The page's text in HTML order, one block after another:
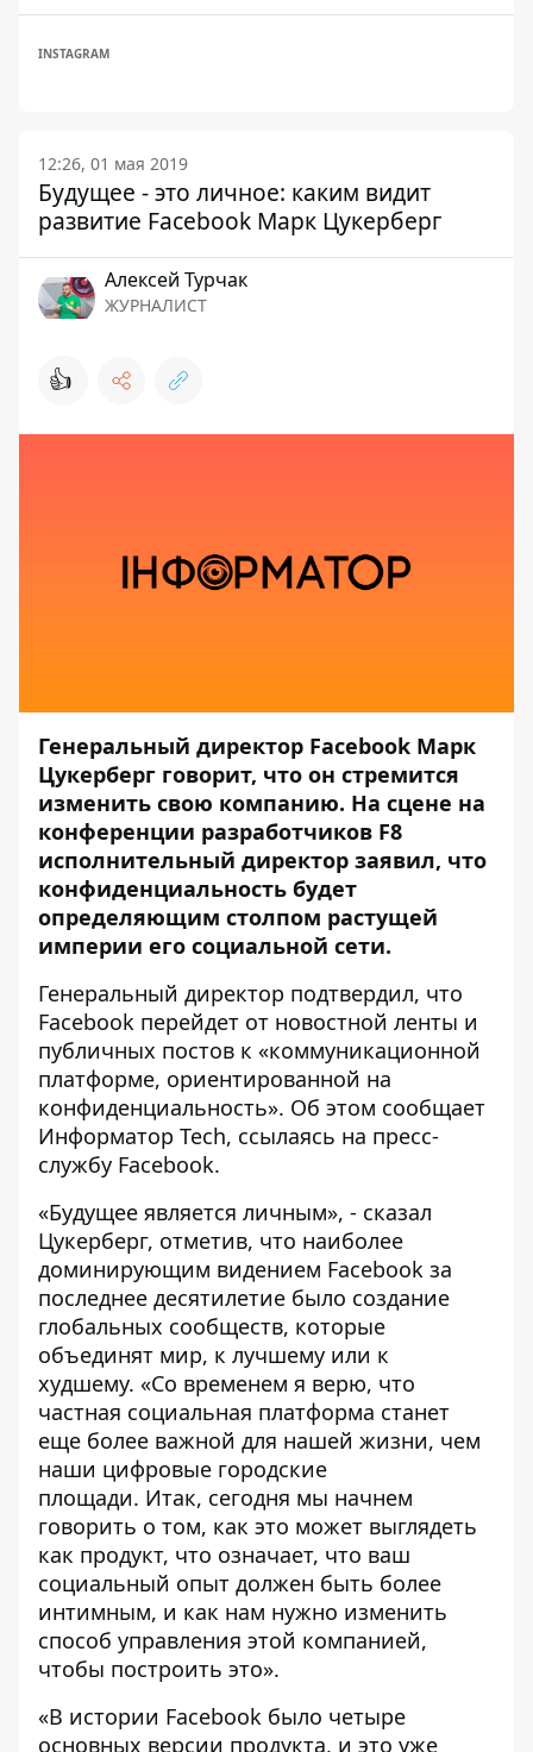
INSTAGRAM
12:26, 01 мая 2019
Будущее - это личное: каким видит
развитие Facebook Марк Цукерберг
Алексей Турчак
ЖУРНАЛИСТ
👍
Генеральный директор Facebook Марк
Цукерберг говорит, что он стремится
изменить свою компанию. На сцене на
конференции разработчиков F8
исполнительный директор заявил, что
конфиденциальность будет
определяющим столпом растущей
империи его социальной сети.
Генеральный директор подтвердил, что
Facebook перейдет от новостной ленты и
публичных постов к «коммуникационной
платформе, ориентированной на
конфиденциальность». Об этом сообщает
Информатор Tech, ссылаясь на пресс-
службу Facebook.
«Будущее является личным», - сказал
Цукерберг, отметив, что наиболее
доминирующим видением Facebook за
последнее десятилетие было создание
глобальных сообществ, которые
объединят мир, к лучшему или к
худшему. «Со временем я верю, что
частная социальная платформа станет
еще более важной для нашей жизни, чем
наши цифровые городские
площади. Итак, сегодня мы начнем
говорить о том, как это может выглядеть
как продукт, что означает, что ваш
социальный опыт должен быть более
интимным, и как нам нужно изменить
способ управления этой компанией,
чтобы построить это».
«В истории Facebook было четыре
основных версии продукта, и это уже